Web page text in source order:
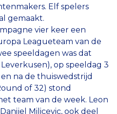
Elf spelers
gemaakt.
vier keer een
Leagueteam van de
speeldagen was dat
op speeldag 3
na de thuiswedstrijd
of 32) stond
team van de week. Leon
Milicevic, ook deel